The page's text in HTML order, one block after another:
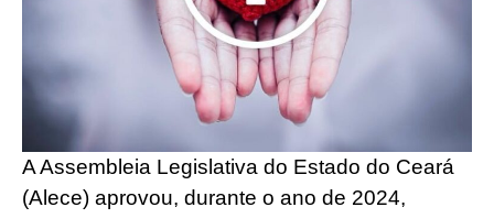
A Assembleia Legislativa do Estado do Ceará
(Alece) aprovou, durante o ano de 2024,